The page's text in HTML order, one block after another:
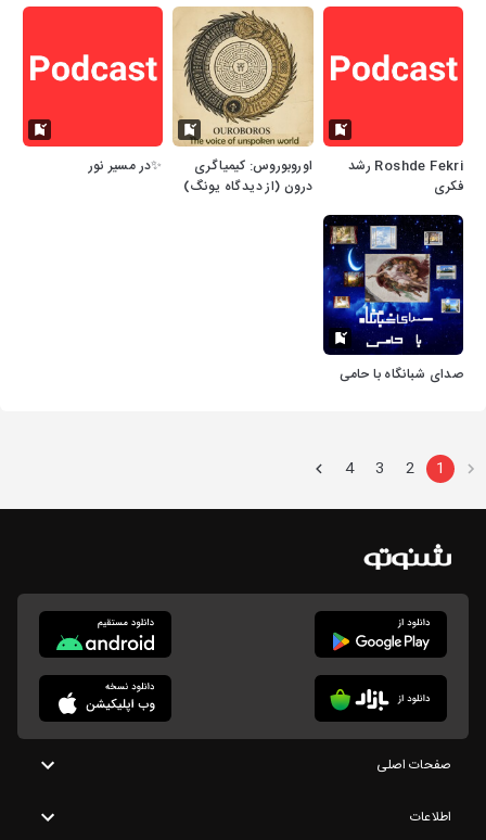
Roshde Fekri رشد
فکری
اوروبوروس: کیمیاگری
درون (از دیدگاه یونگ)
✨در مسیر نور
صدای شبانگاه با حامی
1
2
3
4
صفحات اصلی
اطلاعات